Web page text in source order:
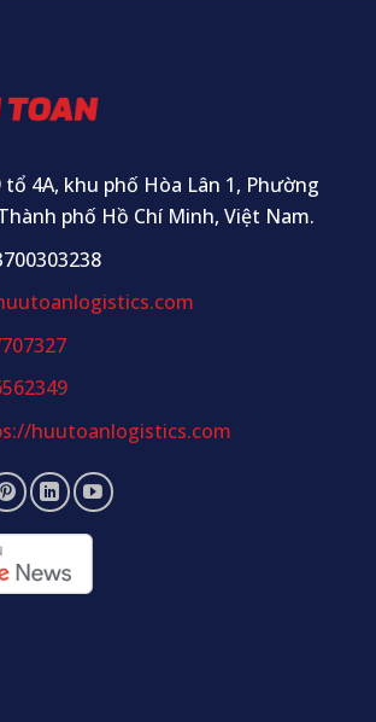
tổ 4A, khu phố Hòa Lân 1, Phường
phố Hồ Chí Minh, Việt Nam.
huutoanlogistics.com